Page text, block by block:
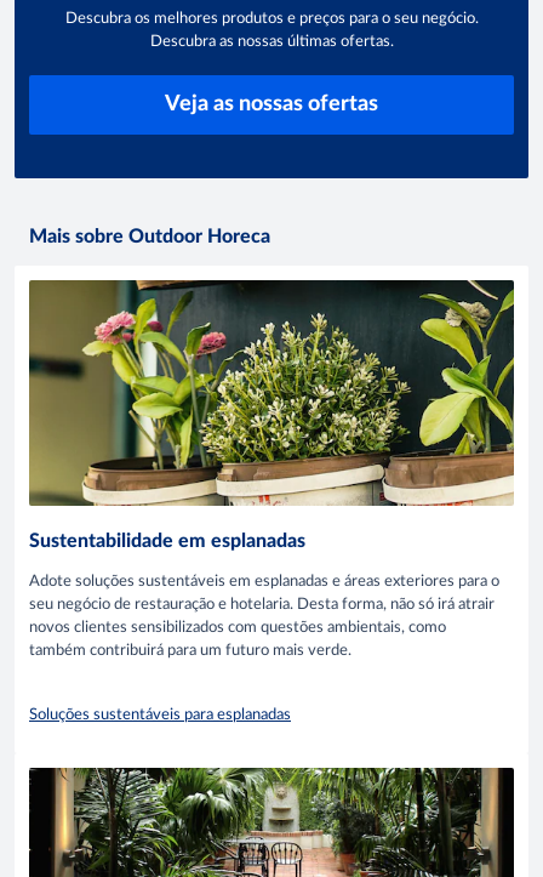
Descubra os melhores produtos e preços para o seu negócio.
Descubra as nossas últimas ofertas.
Veja as nossas ofertas
Mais sobre Outdoor Horeca
Sustentabilidade em esplanadas
Adote soluções sustentáveis em esplanadas e áreas exteriores para o
seu negócio de restauração e hotelaria. Desta forma, não só irá atrair
novos clientes sensibilizados com questões ambientais, como
também contribuirá para um futuro mais verde.
Soluções sustentáveis para esplanadas